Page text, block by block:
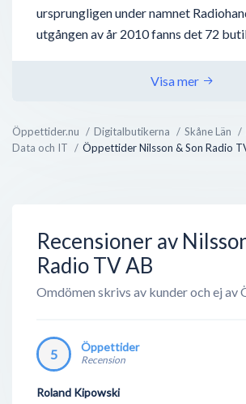
Öppettider.nu Digitalbutikerna Skåne Län
Data och IT
Öppettider Nilsson & Son Radio
ursprungligen under namnet
utgången av år 2010 fanns det 72
Visa mer
Recensioner av
Radio TV AB
Omdömen skrivs av kunder och ej av
5 Öppettider
Recension
Roland Kipowski